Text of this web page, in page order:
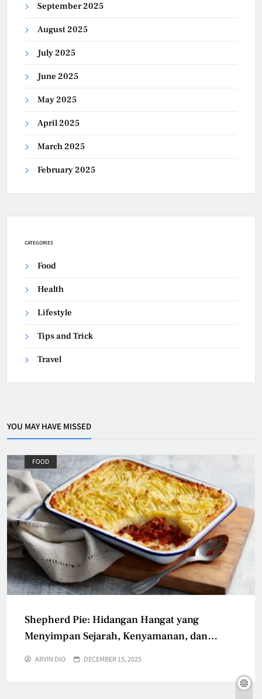
September 2025
August 2025
July 2025
June 2025
May 2025
April 2025
March 2025
February 2025
CATEGORIES
Food
Health
Lifestyle
Tips and Trick
Travel
YOU MAY HAVE MISSED
FOOD
Shepherd Pie: Hidangan Hangat yang
Menyimpan Sejarah, Kenyamanan, dan
ARVIN DIO DECEMBER 15, 2025